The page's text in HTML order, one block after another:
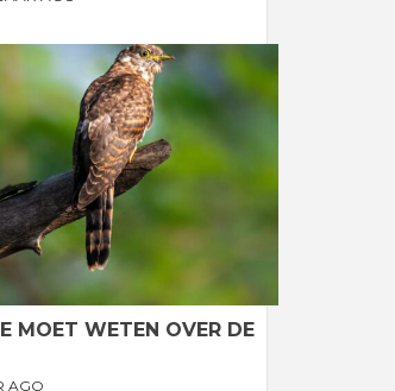
MOET WETEN OVER DE
AGO